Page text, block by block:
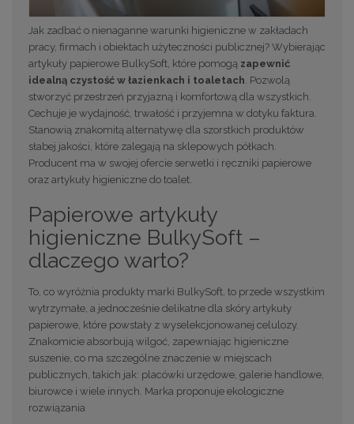
Jak zadbać o nienaganne warunki higieniczne w zakładach
pracy, firmach i obiektach użyteczności publicznej? Wybierając
artykuły papierowe BulkySoft, które pomogą zapewnić
idealną czystość w łazienkach i toaletach . Pozwolą
stworzyć przestrzeń przyjazną i komfortową dla wszystkich.
Cechuje je wydajność, trwałość i przyjemna w dotyku faktura.
Stanowią znakomitą alternatywę dla szorstkich produktów
słabej jakości, które zalegają na sklepowych półkach.
Producent ma w swojej ofercie serwetki i ręczniki papierowe
oraz artykuły higieniczne do toalet.
Papierowe artykuły
higieniczne BulkySoft –
dlaczego warto?
To, co wyróżnia produkty marki BulkySoft, to przede wszystkim
wytrzymałe, a jednocześnie delikatne dla skóry artykuły
papierowe, które powstały z wyselekcjonowanej celulozy.
Znakomicie absorbują wilgoć, zapewniając higieniczne
suszenie, co ma szczególne znaczenie w miejscach
publicznych, takich jak: placówki urzędowe, galerie handlowe,
biurowce i wiele innych. Marka proponuje ekologiczne
rozwiązania